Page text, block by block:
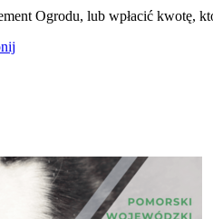
Ogrodu, lub wpłacić kwotę,